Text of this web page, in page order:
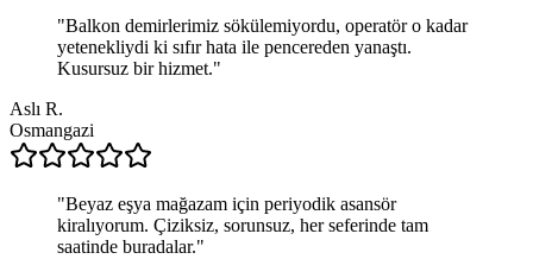
"Balkon demirlerimiz sökülemiyordu, operatör o kadar
yetenekliydi ki sıfır hata ile pencereden yanaştı.
Kusursuz bir hizmet."
Aslı R.
Osmangazi
"Beyaz eşya mağazam için periyodik asansör
kiralıyorum. Çiziksiz, sorunsuz, her seferinde tam
saatinde buradalar."